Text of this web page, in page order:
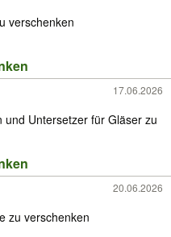
verschenken
17.06.2026
und Untersetzer für Gläser zu
20.06.2026
Fliesen - Reste zu verschenken